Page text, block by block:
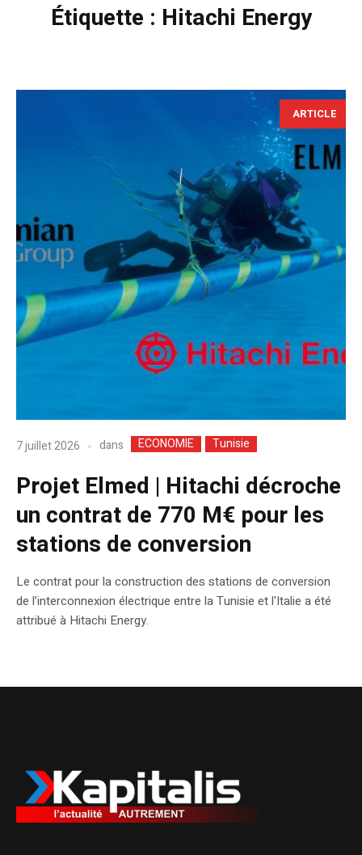
Étiquette : Hitachi Energy
ARTICLE
7 juillet 2026 dans ECONOMIE Tunisie
Projet Elmed | Hitachi décroche
un contrat de 770 M€ pour les
stations de conversion
Le contrat pour la construction des stations de conversion
de l’interconnexion électrique entre la Tunisie et l'Italie a été
attribué à Hitachi Energy.